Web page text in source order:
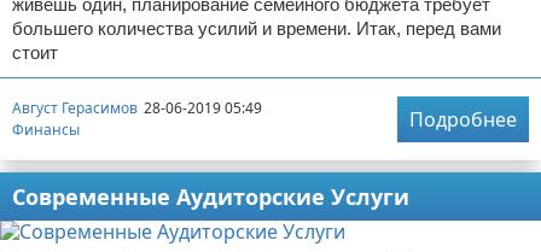
живешь один, планирование семейного бюджета требует
большего количества усилий и времени. Итак, перед вами
стоит
Август Герасимов 28-06-2019 05:49
Финансы
Подробнее
Современные Аудиторские Услуги